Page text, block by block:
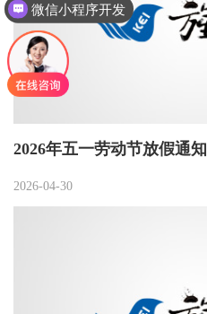
2026年五一劳动节放假通知
2026-04-30
微信小程序开发